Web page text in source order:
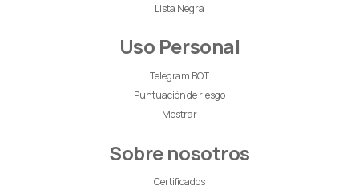
Lista Negra
Uso Personal
Telegram BOT
Puntuación de riesgo
Mostrar
Sobre nosotros
Certificados